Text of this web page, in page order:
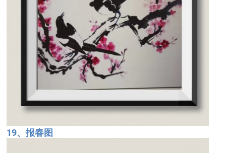
19、报春图